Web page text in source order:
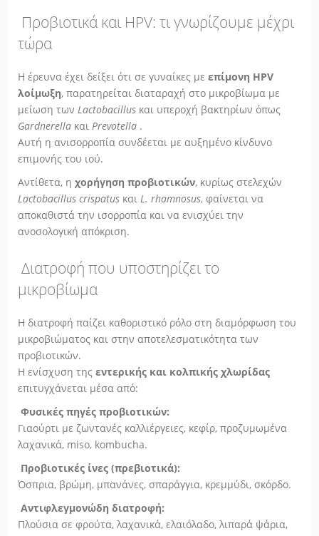
Προβιοτικά και HPV: τι γνωρίζουμε μέχρι
τώρα
Η έρευνα έχει δείξει ότι σε γυναίκες με επίμονη HPV
λοίμωξη, παρατηρείται διαταραχή στο μικροβίωμα με
μείωση των Lactobacillus και υπεροχή βακτηρίων όπως
Gardnerella και Prevotella .
Αυτή η ανισορροπία συνδέεται με αυξημένο κίνδυνο
επιμονής του ιού.
Αντίθετα, η χορήγηση προβιοτικών, κυρίως στελεχών
Lactobacillus crispatus και L. rhamnosus, φαίνεται να
αποκαθιστά την ισορροπία και να ενισχύει την
ανοσολογική απόκριση.
Διατροφή που υποστηρίζει το
μικροβίωμα
Η διατροφή παίζει καθοριστικό ρόλο στη διαμόρφωση του
μικροβιώματος και στην αποτελεσματικότητα των
προβιοτικών.
Η ενίσχυση της εντερικής και κολπικής χλωρίδας
επιτυγχάνεται μέσα από:
Φυσικές πηγές προβιοτικών:
Γιαούρτι με ζωντανές καλλιέργειες, κεφίρ, προζυμωμένα
λαχανικά, miso, kombucha.
Προβιοτικές ίνες (πρεβιοτικά):
Όσπρια, βρώμη, μπανάνες, σπαράγγια, κρεμμύδι, σκόρδο.
Αντιφλεγμονώδη διατροφή:
Πλούσια σε φρούτα, λαχανικά, ελαιόλαδο, λιπαρά ψάρια,